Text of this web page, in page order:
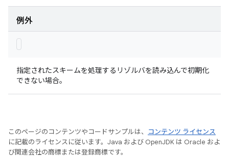
例外
指定されたスキームを処理するリゾルバを読み込んで初期化
できない場合。
このページのコンテンツやコードサンプルは、
コンテンツ ライセンス
に記載のライセンスに従います。Java および OpenJDK は Oracle およ
び関連会社の商標または登録商標です。